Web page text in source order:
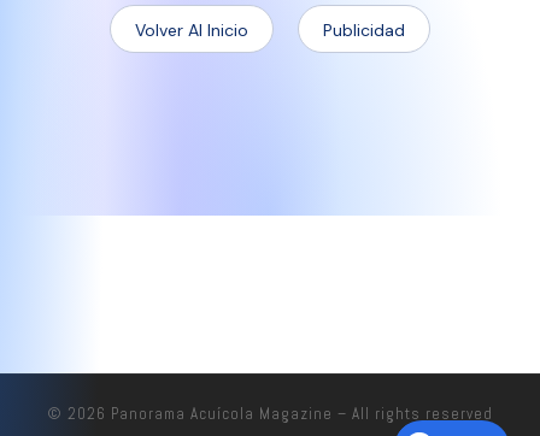
Volver Al Inicio Publicidad
© 2026 Panorama Acuícola Magazine – All rights reserved